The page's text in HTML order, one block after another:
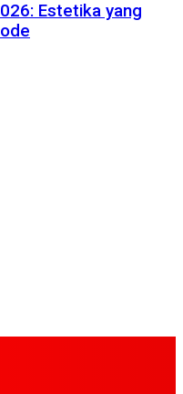
Estetika yang